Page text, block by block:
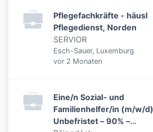
Pflegefachkräfte - häusl
Pflegedienst, Norden
SERVIOR
Esch-Sauer, Luxemburg
Veröffentlicht:
vor 2 Monaten
Eine/n Sozial- und
Familienhelfer/in (m/w/d)
Unbefristet – 90% –